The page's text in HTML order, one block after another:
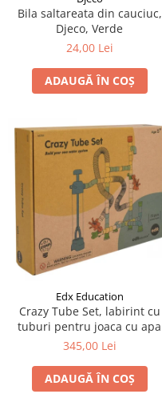
Bila saltareata din cauciuc,
Djeco, Verde
24,00 Lei
ADAUGĂ ÎN COȘ
Edx Education
Crazy Tube Set, labirint cu
tuburi pentru joaca cu apa
345,00 Lei
ADAUGĂ ÎN COȘ